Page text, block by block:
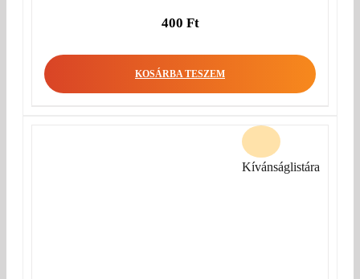
400 Ft
KOSÁRBA TESZEM
Kívánságlistára